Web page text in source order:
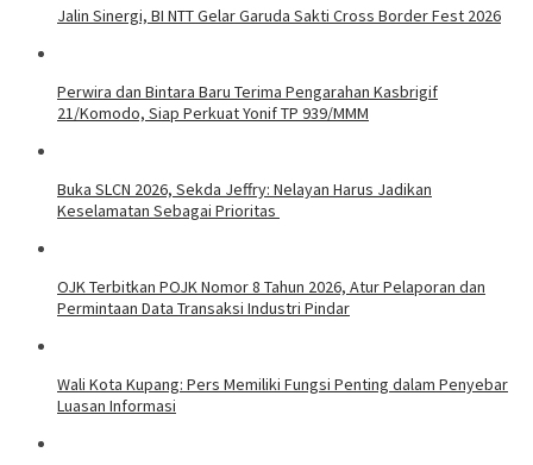
Jalin Sinergi, BI NTT Gelar Garuda Sakti Cross Border Fest 2026
Perwira dan Bintara Baru Terima Pengarahan Kasbrigif
21/Komodo, Siap Perkuat Yonif TP 939/MMM
Buka SLCN 2026, Sekda Jeffry: Nelayan Harus Jadikan
Keselamatan Sebagai Prioritas
OJK Terbitkan POJK Nomor 8 Tahun 2026, Atur Pelaporan dan
Permintaan Data Transaksi Industri Pindar
Wali Kota Kupang: Pers Memiliki Fungsi Penting dalam Penyebar
Luasan Informasi